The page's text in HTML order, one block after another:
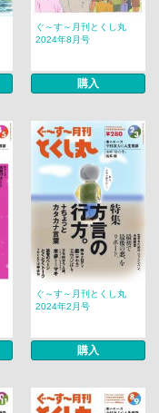
ぐ～す～月刊とくし丸
2024年8月号
購入
ぐ～す～月刊とくし丸
2024年2月号
購入